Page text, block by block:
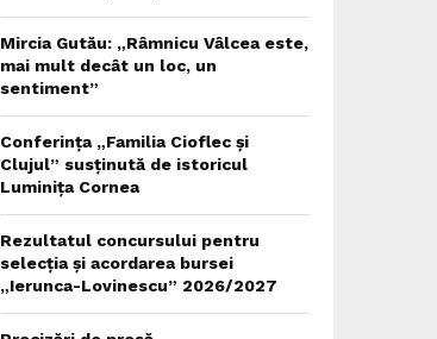
Mircia Gutău: „Râmnicu Vâlcea este,
mai mult decât un loc, un
sentiment”
Conferința „Familia Cioflec și
Clujul” susținută de istoricul
Luminița Cornea
Rezultatul concursului pentru
selecția și acordarea bursei
„Ierunca-Lovinescu” 2026/2027